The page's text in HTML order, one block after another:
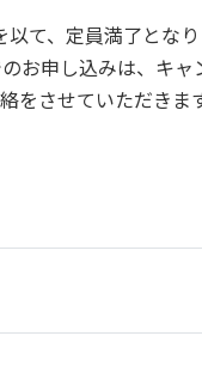
て、定員満了とな
お申し込みは、キ
をさせていただきま